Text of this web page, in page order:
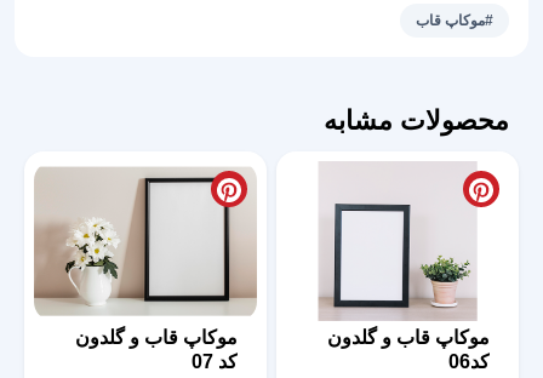
روی
#موکاپ قاب
محصولات مشابه
موکاپ قاب و گلدون
کد06
موکاپ قاب و گلدون
کد 07